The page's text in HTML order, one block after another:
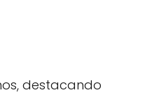
destacando